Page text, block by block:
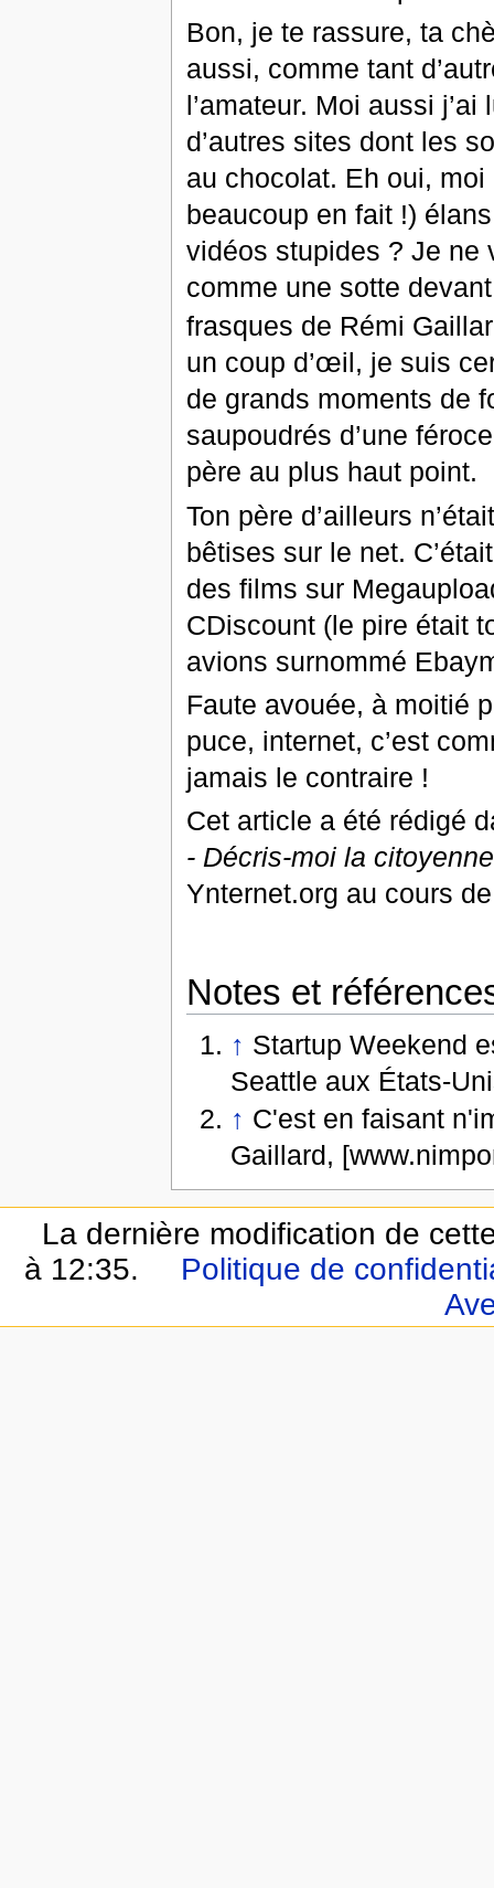
Bon, je te rassure, ta
aussi, comme tant
l’amateur. Moi aussi
d’autres sites dont les
au chocolat. Eh oui,
beaucoup en fait !)
vidéos stupides ? Je ne
comme une sotte
frasques de Rémi
un coup d’œil, je suis
de grands moments de
saupoudrés d’une
père au plus haut point.
Ton père d’ailleurs
bêtises sur le net.
des films sur
CDiscount (le pire était
avions surnommé
Faute avouée, à moitié
puce, internet, c’est
jamais le contraire !
Cet article a été rédigé
- Décris-moi la
Ynternet.org au cours
Notes et
↑ Startup Weekend
Seattle aux États-
↑ C'est en faisant
Gaillard,
La dernière modification de
à 12:35.
Politique de